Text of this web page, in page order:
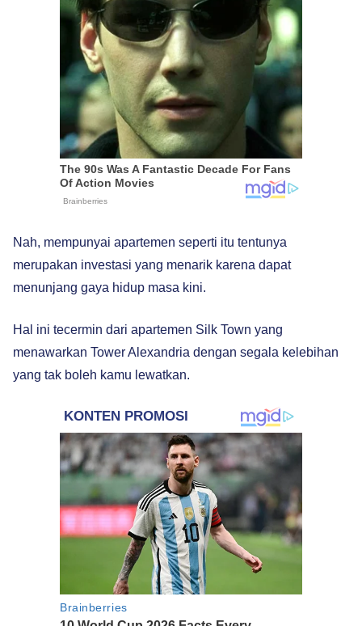
Nah, mempunyai apartemen seperti itu tentunya
merupakan investasi yang menarik karena dapat
menunjang gaya hidup masa kini.
Hal ini tecermin dari apartemen Silk Town yang
menawarkan Tower Alexandria dengan segala kelebihan
yang tak boleh kamu lewatkan.